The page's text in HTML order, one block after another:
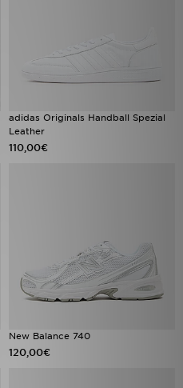
adidas Originals Handball Spezial
Leather
110,00€
New Balance 740
120,00€